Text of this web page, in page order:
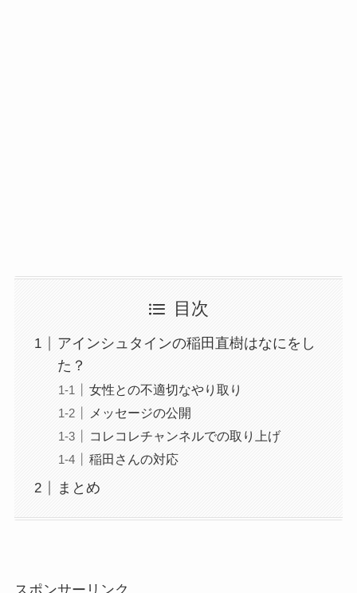
目次
アインシュタインの稲田直樹はなにをし
た？
女性との不適切なやり取り
メッセージの公開
コレコレチャンネルでの取り上げ
稲田さんの対応
まとめ